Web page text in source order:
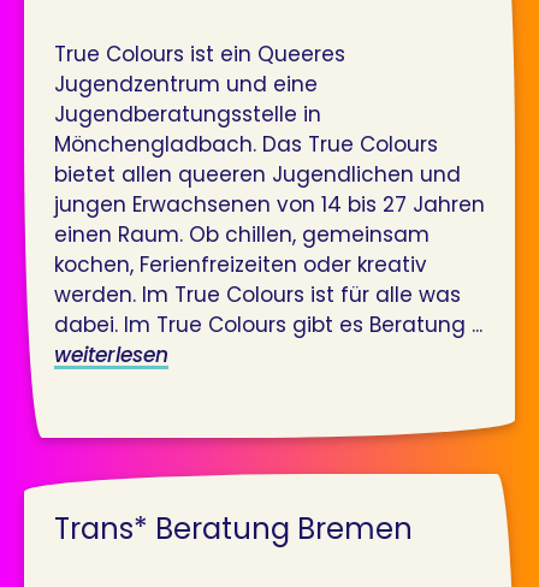
True Colours ist ein Queeres
Jugendzentrum und eine
Jugendberatungsstelle in
Mönchengladbach. Das True Colours
bietet allen queeren Jugendlichen und
jungen Erwachsenen von 14 bis 27 Jahren
einen Raum. Ob chillen, gemeinsam
kochen, Ferienfreizeiten oder kreativ
werden. Im True Colours ist für alle was
dabei. Im True Colours gibt es Beratung ...
weiterlesen
Trans* Beratung Bremen